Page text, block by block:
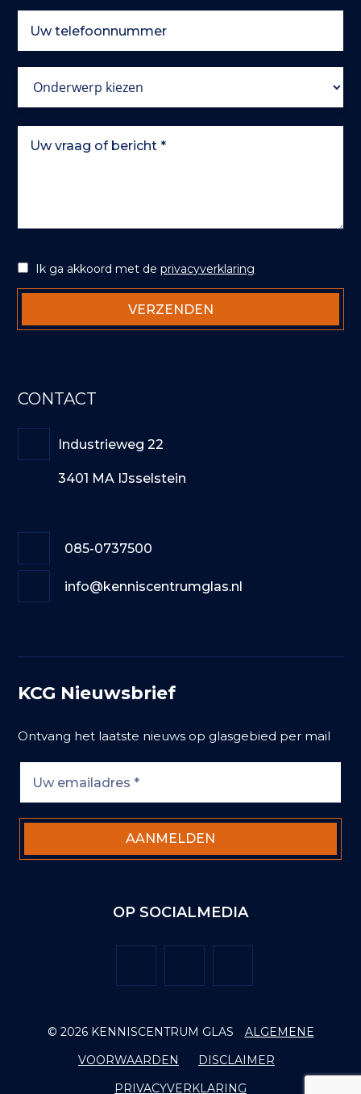
Ik ga akkoord met deprivacyverklaring
CONTACT
Industrieweg 22
3401 MA IJsselstein
085-0737500
info@kenniscentrumglas.nl
KCG Nieuwsbrief
Ontvang het laatste nieuws op glasgebied per mail
© 2026 KENNISCENTRUM GLAS
ALGEMENE
VOORWAARDEN
DISCLAIMER
PRIVACYVERKLARING
OP SOCIALMEDIA